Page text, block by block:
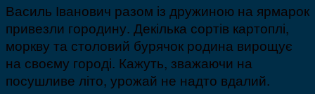
Василь Іванович разом із дружиною на ярмарок
привезли городину. Декілька сортів картоплі,
моркву та столовий бурячок родина вирощує
на своєму городі. Кажуть, зважаючи на
посушливе літо, урожай не надто вдалий.